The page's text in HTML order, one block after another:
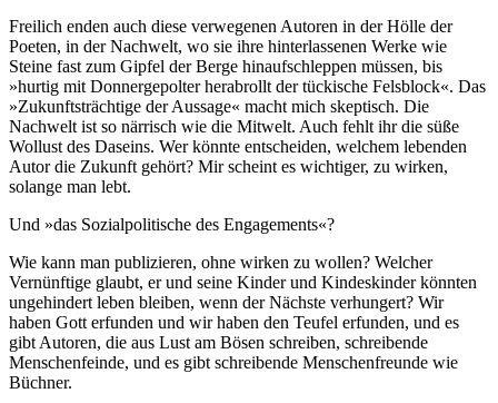
Freilich enden auch diese verwegenen Autoren in der Hölle der
Poeten, in der Nachwelt, wo sie ihre hinterlassenen Werke wie
Steine fast zum Gipfel der Berge hinaufschleppen müssen, bis
»hurtig mit Donnergepolter herabrollt der tückische Felsblock«. Das
»Zukunftsträchtige der Aussage« macht mich skeptisch. Die
Nachwelt ist so närrisch wie die Mitwelt. Auch fehlt ihr die süße
Wollust des Daseins. Wer könnte entscheiden, welchem lebenden
Autor die Zukunft gehört? Mir scheint es wichtiger, zu wirken,
solange man lebt.
Und »das Sozialpolitische des Engagements«?
Wie kann man publizieren, ohne wirken zu wollen? Welcher
Vernünftige glaubt, er und seine Kinder und Kindeskinder könnten
ungehindert leben bleiben, wenn der Nächste verhungert? Wir
haben Gott erfunden und wir haben den Teufel erfunden, und es
gibt Autoren, die aus Lust am Bösen schreiben, schreibende
Menschenfeinde, und es gibt schreibende Menschenfreunde wie
Büchner.